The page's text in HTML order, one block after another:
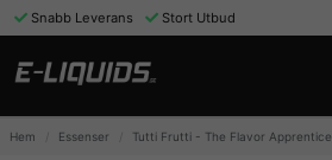
Snabb Leverans Stort Utbud
Hem Essenser Tutti Frutti - The Flavor Apprentice